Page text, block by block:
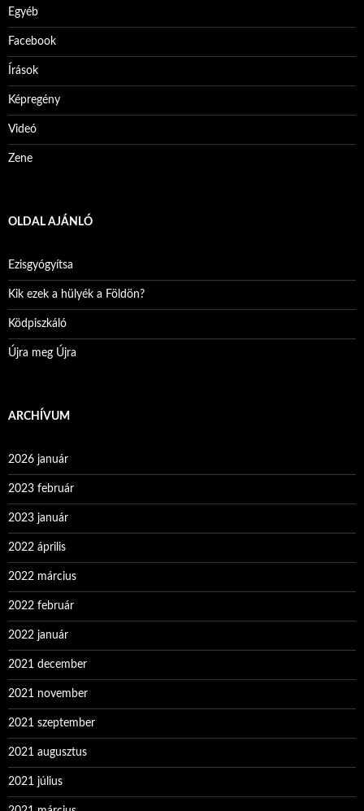
Egyéb
Facebook
Írások
Képregény
Videó
Zene
OLDAL AJÁNLÓ
Ezisgyógyítsa
Kik ezek a hülyék a Földön?
Ködpiszkáló
Újra meg Újra
ARCHÍVUM
2026 január
2023 február
2023 január
2022 április
2022 március
2022 február
2022 január
2021 december
2021 november
2021 szeptember
2021 augusztus
2021 július